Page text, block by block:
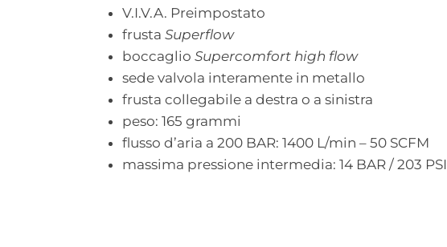
V.I.V.A. Preimpostato
frusta Superflow
boccaglio Supercomfort high flow
sede valvola interamente in metallo
frusta collegabile a destra o a sinistra
peso: 165 grammi
flusso d’aria a 200 BAR: 1400 L/min – 50 SCFM
massima pressione intermedia: 14 BAR / 203 PSI